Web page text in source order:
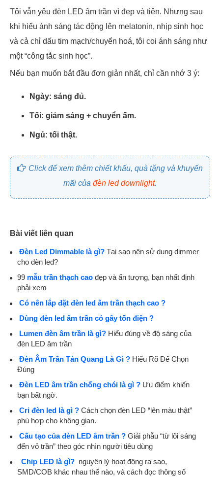
Tôi vẫn yêu đèn LED âm trần vì đẹp và tiện. Nhưng sau
khi hiểu ánh sáng tác động lên melatonin, nhịp sinh học
và cả chỉ dấu tim mạch/chuyển hoá, tôi coi ánh sáng như
một “công tắc sinh học”.
Nếu bạn muốn bắt đầu đơn giản nhất, chỉ cần nhớ 3 ý:
Ngày: sáng đủ.
Tối: giảm sáng + chuyển ấm.
Ngủ: tối thật.
Click để xem thêm chiết khấu, quà tặng và khuyến
mãi của đèn led downlight.
Bài viết liên quan
Đèn Led Dimmable là gì? Tại sao nên sử dụng dimmer
cho đèn led?
99 mẫu trần thạch cao đẹp và ấn tượng, bạn nhất định
phải xem
Có nên lắp đặt đèn led âm trần thạch cao ?
Dùng đèn led âm trần có gây tốn điện ?
Lumen đèn âm trần là gì? Hiểu đúng về độ sáng của
đèn LED âm trần
Đèn Âm Trần Tán Quang Là Gì ? Hiểu Rõ Để Chọn
Đúng
Đèn LED âm trần chống chói là gì ? Ưu điểm khiến
bạn bất ngờ.
Cri đèn led là gì ? Cách chọn đèn LED “lên màu thật”
phù hợp cho không gian.
Cấu tạo của đèn LED âm trần ? Giải phẫu “từ lõi sáng
đến vỏ trần” theo góc nhìn người tiêu dùng
Chip LED là gì? nguyên lý hoạt động ra sao,
SMD/COB khác nhau thế nào, và cách đọc thông số